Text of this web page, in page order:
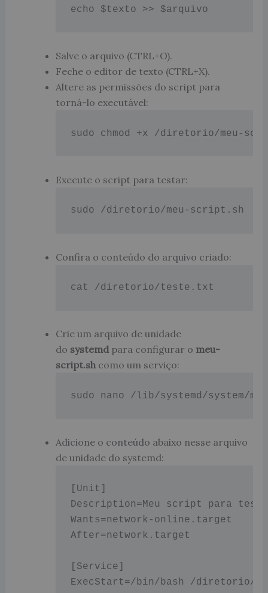
Salve o arquivo (CTRL+O).
Feche o editor de texto (CTRL+X).
Altere as permissões do script para
torná-lo executável:
sudo chmod +x /diretorio/meu-
Execute o script para testar:
sudo /diretorio/meu-script.sh
Confira o conteúdo do arquivo criado:
cat /diretorio/teste.txt
Crie um arquivo de unidade
do systemdpara configurar o meu-
script.shcomo um serviço:
sudo nano /lib/systemd/system/
Adicione o conteúdo abaixo nesse arquivo
de unidade do systemd:
[Unit]
Description=Meu script para
Wants=network-online.target
After=network.target
[Service]
ExecStart=/bin/bash /diretorio/